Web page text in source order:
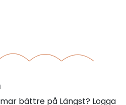
bättre på Längst? Logga